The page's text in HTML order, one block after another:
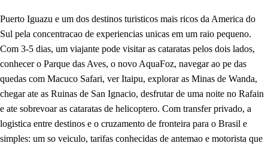
Puerto Iguazu e um dos destinos turisticos mais ricos da America do
Sul pela concentracao de experiencias unicas em um raio pequeno.
Com 3-5 dias, um viajante pode visitar as cataratas pelos dois lados,
conhecer o Parque das Aves, o novo AquaFoz, navegar ao pe das
quedas com Macuco Safari, ver Itaipu, explorar as Minas de Wanda,
chegar ate as Ruinas de San Ignacio, desfrutar de uma noite no Rafain
e ate sobrevoar as cataratas de helicoptero. Com transfer privado, a
logistica entre destinos e o cruzamento de fronteira para o Brasil e
simples: um so veiculo, tarifas conhecidas de antemao e motorista que